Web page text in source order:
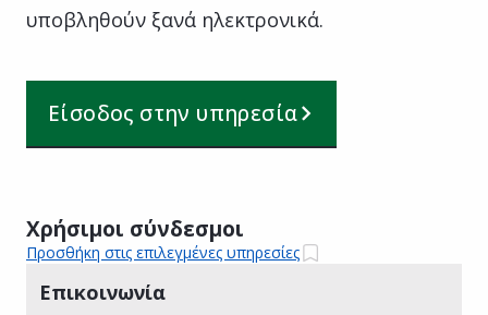
υποβληθούν ξανά ηλεκτρονικά.
Είσοδος στην υπηρεσία
Χρήσιμοι σύνδεσμοι
Προσθήκη στις επιλεγμένες υπηρεσίες
Επικοινωνία